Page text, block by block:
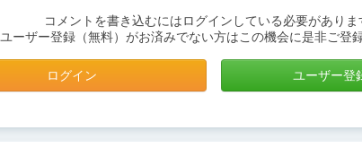
コメントを書き込むにはログインしている必要がありま
ユーザー登録（無料）がお済みでない方はこの機会に是非ご登
ログイン ユーザー登